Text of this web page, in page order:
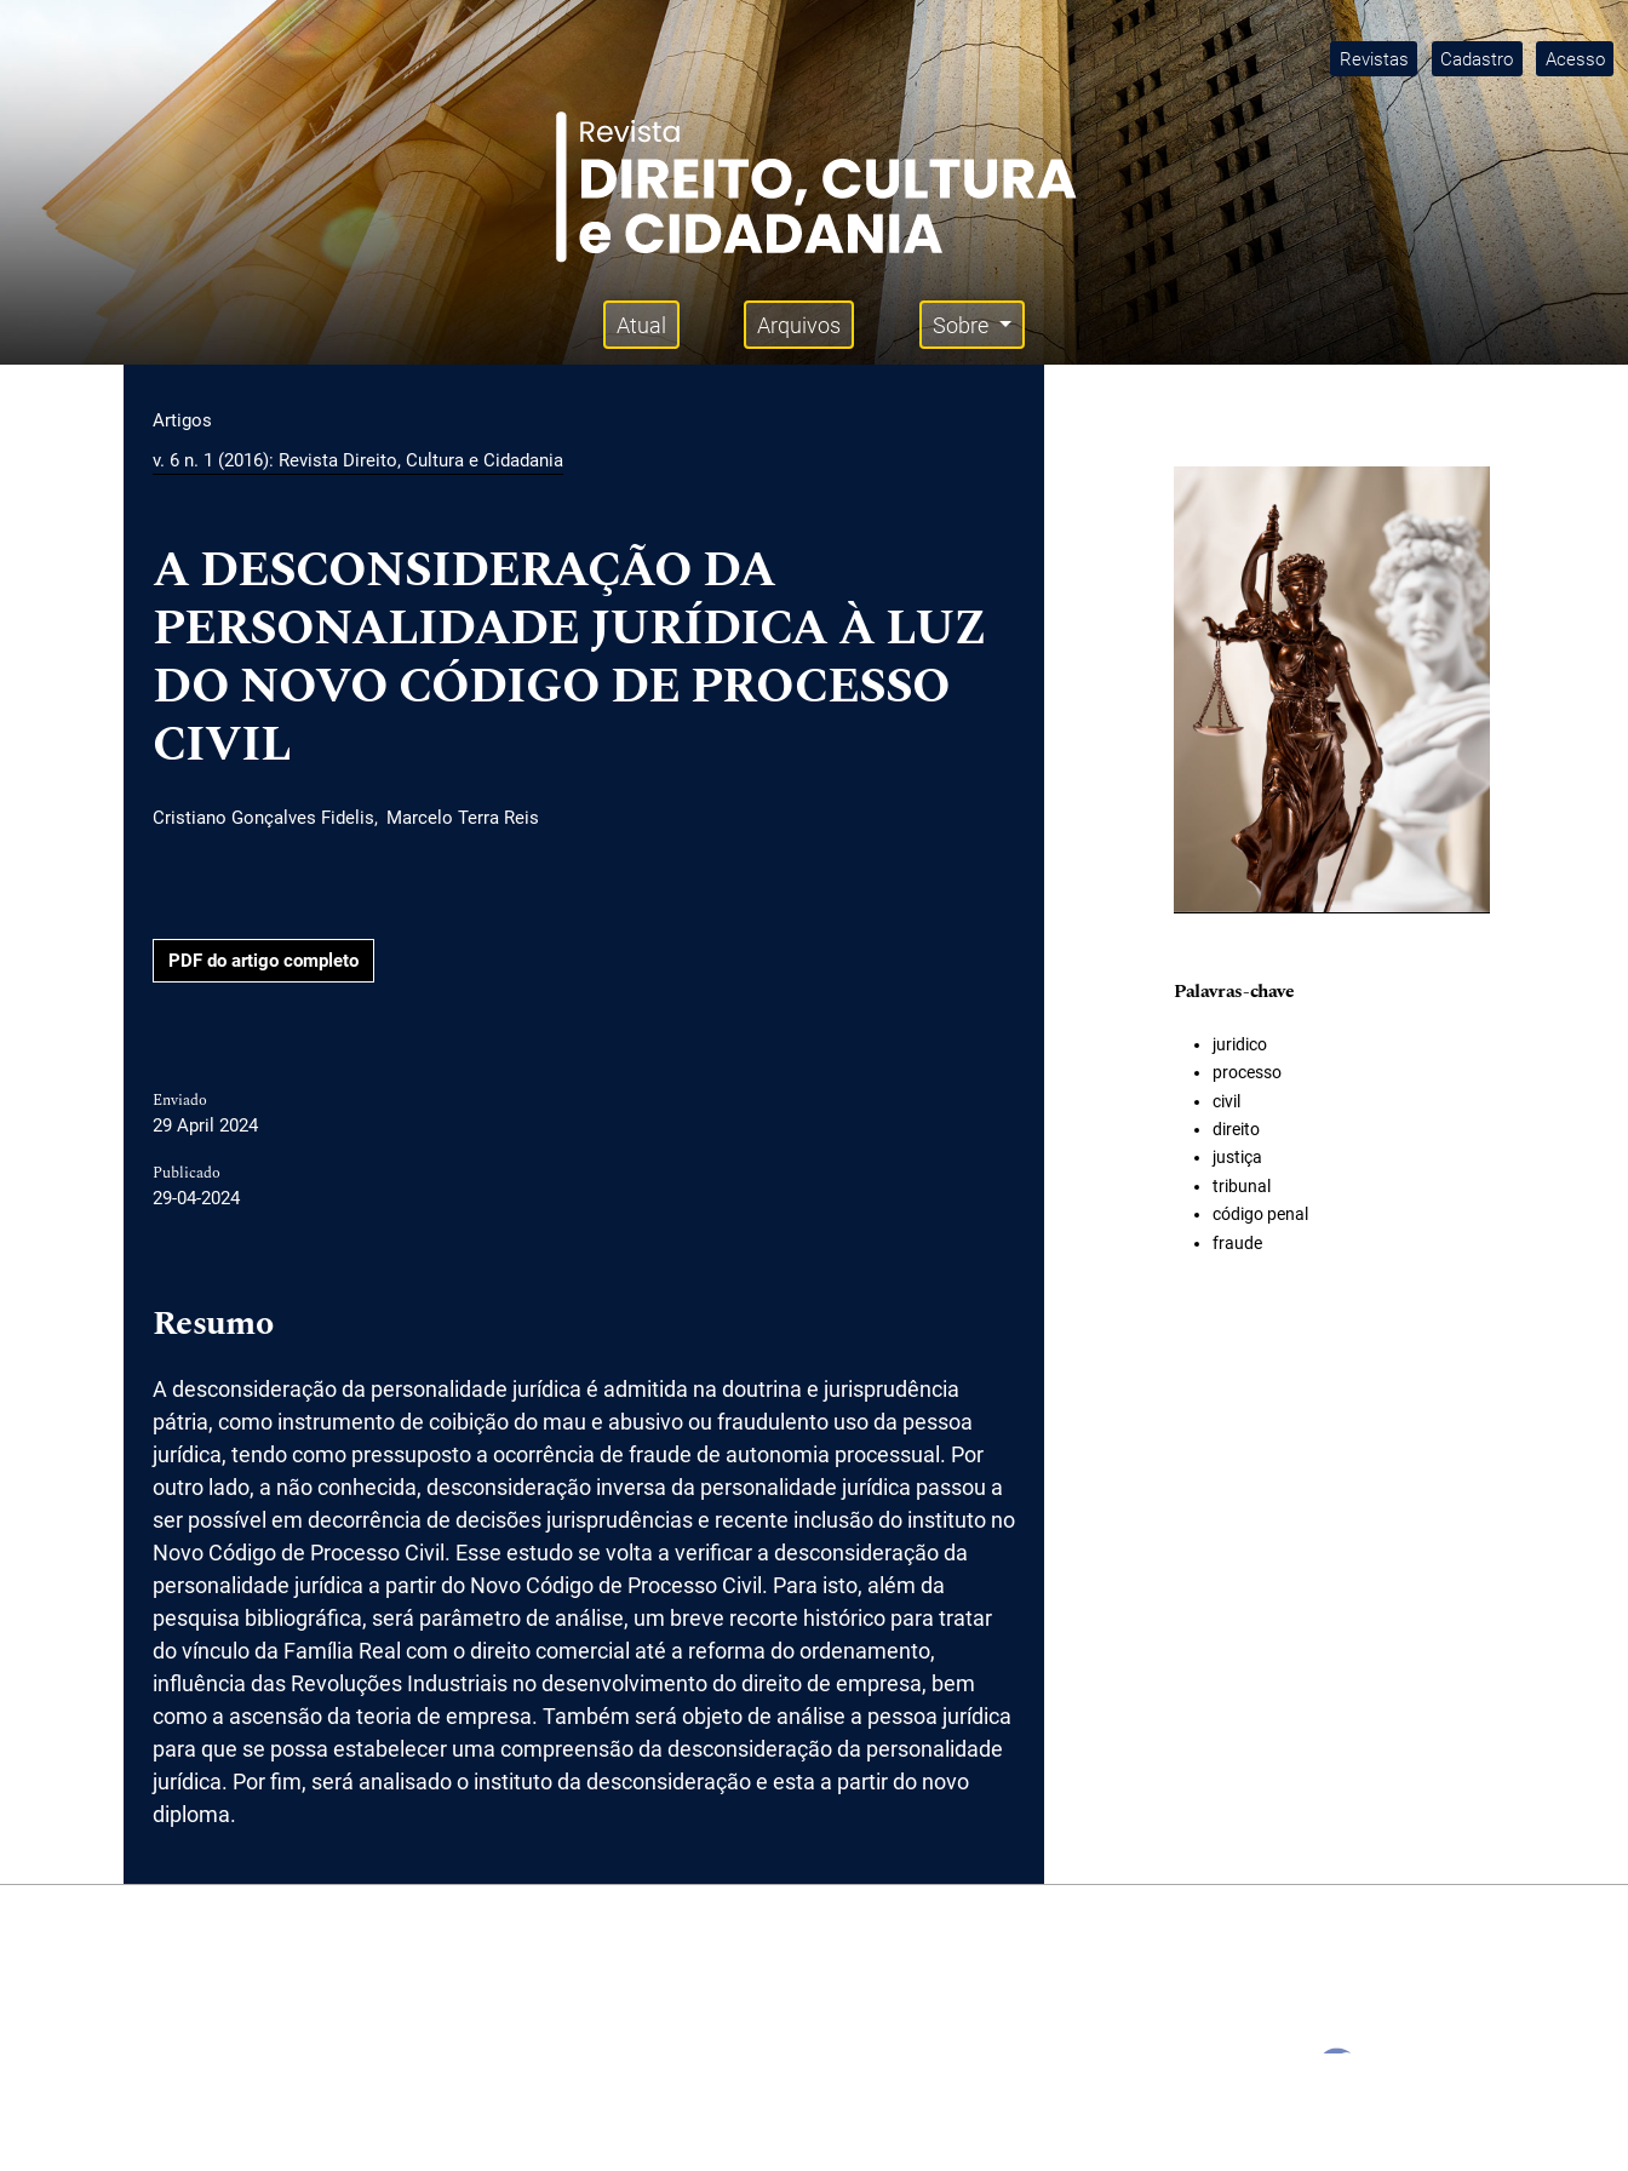
Ir para o menu de navegação principal
Ir para o conteúdo principal
Revistas Cadastro Acesso
Menu principal Atual Arquivos Sobre
Artigos
v. 6 n. 1 (2016): Revista Direito, Cultura e Cidadania
A DESCONSIDERAÇÃO DA
PERSONALIDADE JURÍDICA À LUZ
DO NOVO CÓDIGO DE PROCESSO
CIVIL
Cristiano Gonçalves Fidelis Marcelo Terra Reis
PDF do artigo completo
Enviado
29 April 2024
Publicado
29-04-2024
Resumo
A desconsideração da personalidade jurídica é admitida na doutrina e jurisprudência
pátria, como instrumento de coibição do mau e abusivo ou fraudulento uso da pessoa
jurídica, tendo como pressuposto a ocorrência de fraude de autonomia processual. Por
outro lado, a não conhecida, desconsideração inversa da personalidade jurídica passou a
ser possível em decorrência de decisões jurisprudências e recente inclusão do instituto no
Novo Código de Processo Civil. Esse estudo se volta a verificar a desconsideração da
personalidade jurídica a partir do Novo Código de Processo Civil. Para isto, além da
pesquisa bibliográfica, será parâmetro de análise, um breve recorte histórico para tratar
do vínculo da Família Real com o direito comercial até a reforma do ordenamento,
influência das Revoluções Industriais no desenvolvimento do direito de empresa, bem
como a ascensão da teoria de empresa. Também será objeto de análise a pessoa jurídica
para que se possa estabelecer uma compreensão da desconsideração da personalidade
jurídica. Por fim, será analisado o instituto da desconsideração e esta a partir do novo
diploma.
Imagem de capa
Palavras-chave
juridico
processo
civil
direito
justiça
tribunal
código penal
fraude